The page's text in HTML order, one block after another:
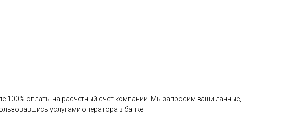
100% оплаты на расчетный счет компании. Мы запросим ваши данные,
услугами оператора в банке